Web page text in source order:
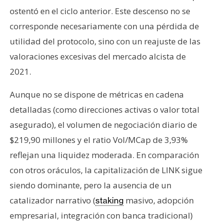
ostentó en el ciclo anterior. Este descenso no se
corresponde necesariamente con una pérdida de
utilidad del protocolo, sino con un reajuste de las
valoraciones excesivas del mercado alcista de
2021.
Aunque no se dispone de métricas en cadena
detalladas (como direcciones activas o valor total
asegurado), el volumen de negociación diario de
$219,90 millones y el ratio Vol/MCap de 3,93%
reflejan una liquidez moderada. En comparación
con otros oráculos, la capitalización de LINK sigue
siendo dominante, pero la ausencia de un
catalizador narrativo (staking masivo, adopción
empresarial, integración con banca tradicional)